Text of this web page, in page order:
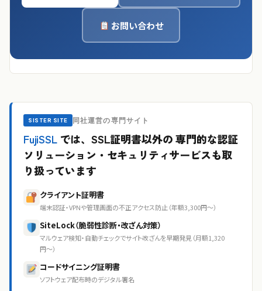
お問い合わせ
SISTER SITE 同社運営の専門サイト
FujiSSLでは、SSL証明書以外の専門的な認証
ソリューション・セキュリティサービスも取
り扱っています
クライアント証明書
端末認証・VPNや管理画面の不正アクセス防止（年額3,300円〜）
SiteLock（脆弱性診断・改ざん対策）
マルウェア検知・自動チェックでサイト改ざんを早期発見（月額1,320
円〜）
コードサイニング証明書
ソフトウェア配布時のデジタル署名